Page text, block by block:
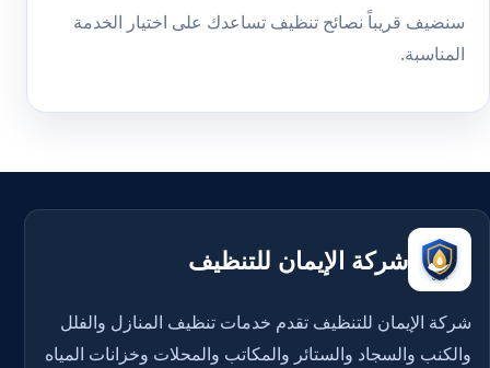
سنضيف قريباً نصائح تنظيف تساعدك على اختيار الخدمة
المناسبة.
شركة الإيمان للتنظيف
شركة الإيمان للتنظيف تقدم خدمات تنظيف المنازل والفلل
والكنب والسجاد والستائر والمكاتب والمحلات وخزانات المياه